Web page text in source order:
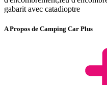
gabarit avec catadioptre
A Propos de Camping Car Plus